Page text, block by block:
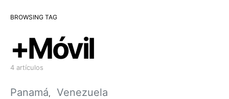
BROWSING TAG
+Móvil
4 artículos
Panamá Venezuela